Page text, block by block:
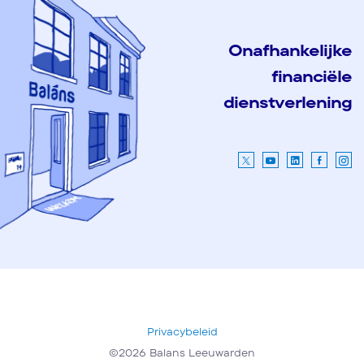
Onafhankelijke
financiële
dienstverlening
Privacybeleid
©2026 Balans Leeuwarden